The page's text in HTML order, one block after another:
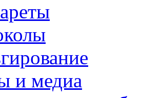
и медиа